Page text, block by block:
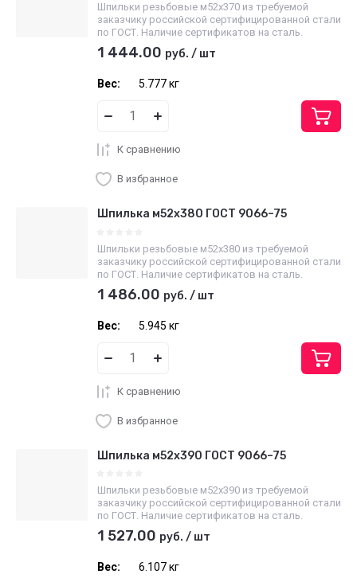
Название - Я-А
Название - А-Я
Шпильки резьбовые м52х370 из требуемой
заказчику российской сертифицированной стали
по ГОСТ. Наличие сертификатов на сталь.
1 444.00 руб. / шт
Вес: 5.777 кг
К сравнению
В избранное
Шпилька м52х380 ГОСТ 9066–75
Шпильки резьбовые м52х380 из требуемой
заказчику российской сертифицированной стали
по ГОСТ. Наличие сертификатов на сталь.
1 486.00 руб. / шт
Вес: 5.945 кг
К сравнению
В избранное
Шпилька м52х390 ГОСТ 9066–75
Шпильки резьбовые м52х390 из требуемой
заказчику российской сертифицированной стали
по ГОСТ. Наличие сертификатов на сталь.
1 527.00 руб. / шт
Вес: 6.107 кг